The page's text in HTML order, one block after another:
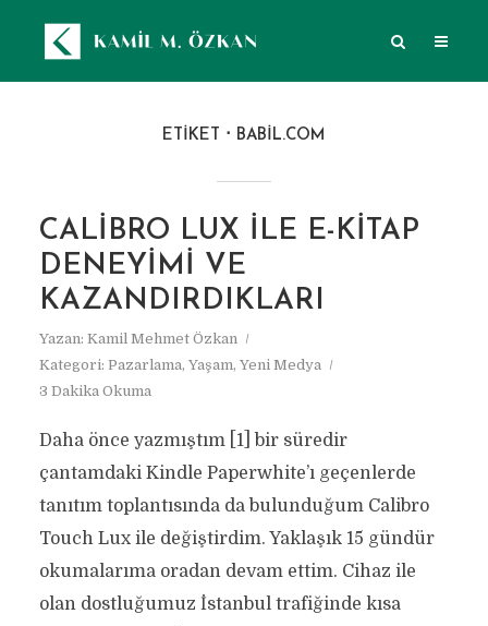
ETIKET BABIL.COM
CALIBRO LUX ILE E-KITAP
DENEYIMI VE
KAZANDIRDIKLARI
Yazan: Kamil Mehmet Özkan
Kategori: Pazarlama, Yaşam, Yeni Medya
3 Dakika Okuma
Daha önce yazmıştım [1] bir süredir
çantamdaki Kindle Paperwhite’ı geçenlerde
tanıtım toplantısında da bulunduğum Calibro
Touch Lux ile değiştirdim. Yaklaşık 15 gündür
okumalarıma oradan devam ettim. Cihaz ile
olan dostluğumuz İstanbul trafiğinde kısa